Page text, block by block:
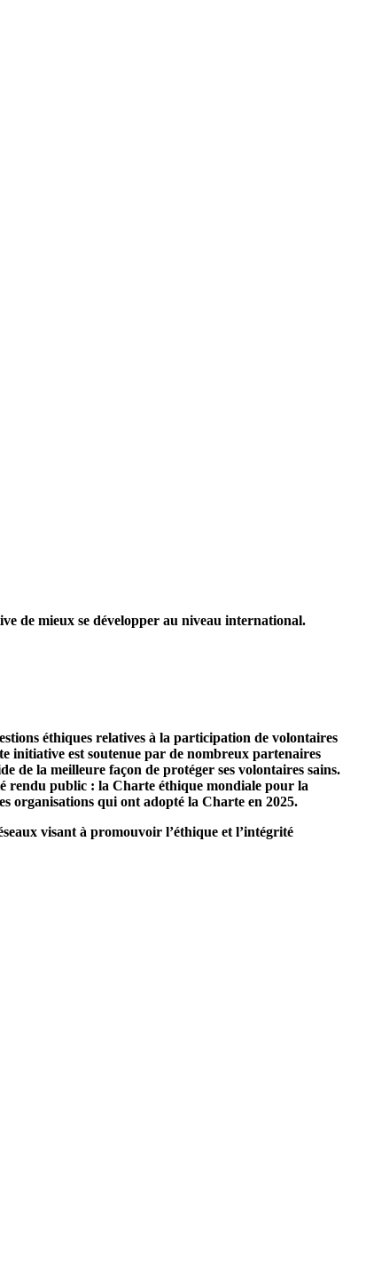
de mieux se développer au niveau international.
éthiques relatives à la participation de volontaires
initiative est soutenue par de nombreux partenaires
de la meilleure façon de protéger ses volontaires sains.
rendu public : la Charte éthique mondiale pour la
organisations qui ont adopté la Charte en 2025.
visant à promouvoir l’éthique et l’intégrité